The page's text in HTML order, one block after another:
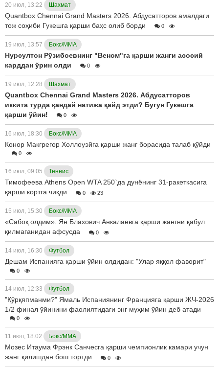
20 июл, 13:22 Шахмат
Quantbox Chennai Grand Masters 2026. Абдусатторов амалдаги
тож соҳиби Гукешга қарши баҳс олиб борди
0
19 июл, 13:57 Бокс/ММА
Нурсултон Рўзибоевнинг "Веном"га қарши жанги асосий
карддан ўрин олди
0
19 июл, 12:28 Шахмат
Quantbox Chennai Grand Masters 2026. Абдусатторов
иккита турда қандай натижа қайд этди? Бугун Гукешга
қарши ўйин!
0
16 июл, 18:30 Бокс/ММА
Конор Макгрегор Холлоуэйга қарши жанг борасида талаб қўйди
0
16 июл, 09:05 Теннис
Тимофеева Athens Open WTA 250`да дунёнинг 31-ракеткасига
қарши кортга чиқди
0 23
15 июл, 15:30 Бокс/ММА
«Сабоқ олдим». Ян Блахович Анкалаевга қарши жангни қабул
қилмаганидан афсусда
0
14 июл, 16:30 Футбол
Дешам Испанияга қарши ўйин олдидан: "Улар яққол фаворит"
0
14 июл, 12:33 Футбол
"Қўрқяпманми?" Ямаль Испаниянинг Францияга қарши ЖЧ-2026
1/2 финал ўйинини фаолиятидаги энг муҳим ўйин деб атади
0
11 июл, 18:02 Бокс/ММА
Мозес Итаума Фрэнк Санчесга қарши чемпионлик камари учун
жанг қилишдан бош тортди
0